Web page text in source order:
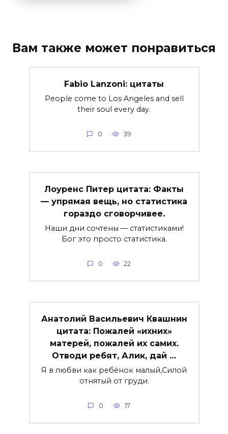
Вам также может понравиться
Fabio Lanzoni: цитаты
People come to Los Angeles and sell
their soul every day.
0 39
Лоуренс Питер цитата: Факты
— упрямая вещь, но статистика
гораздо сговорчивее.
Наши дни сочтены — статистиками!
Бог это просто статистика.
0 22
Анатолий Васильевич Квашнин
цитата: Пожалей «ихних»
матерей, пожалей их самих.
Отводи ребят, Алик, дай …
Я в любви как ребёнок малый,Силой
отнятый от груди.
0 17